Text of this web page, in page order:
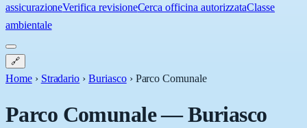
assicurazioneVerifica revisioneCerca officina autorizzataClasse
ambientale
🔗
Home › Stradario › Buriasco › Parco Comunale
Parco Comunale—Buriasco